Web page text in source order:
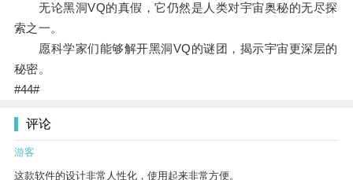
无论黑洞VQ的真假，它仍然是人类对宇宙奥秘的无尽探
索之一。
愿科学家们能够解开黑洞VQ的谜团，揭示宇宙更深层的
秘密。
#44#
评论
游客
这款软件的设计非常人性化，使用起来非常方便。